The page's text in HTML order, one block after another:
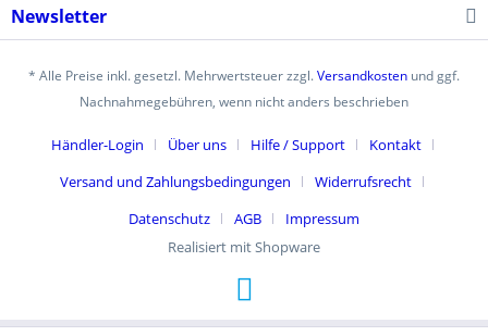
Newsletter
* Alle Preise inkl. gesetzl. Mehrwertsteuer zzgl.Versandkosten und ggf.
Nachnahmegebühren, wenn nicht anders beschrieben
Händler-Login Über uns Hilfe / Support
Kontakt
Versand und Zahlungsbedingungen
Widerrufsrecht
Datenschutz
AGB
Impressum
Realisiert mit Shopware